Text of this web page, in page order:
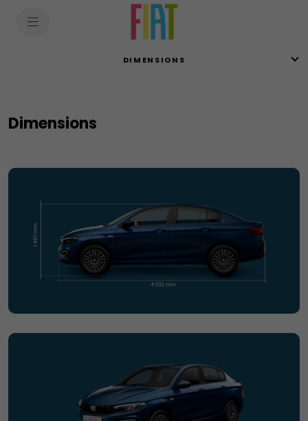
DIMENSIONS
Dimensions